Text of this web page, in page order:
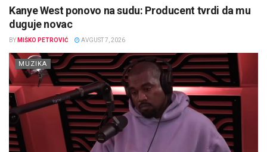
Kanye West ponovo na sudu: Producent tvrdi da mu
duguje novac
BY MIŠKO PETROVIĆ AVGUST 7, 2026
MUZIKA